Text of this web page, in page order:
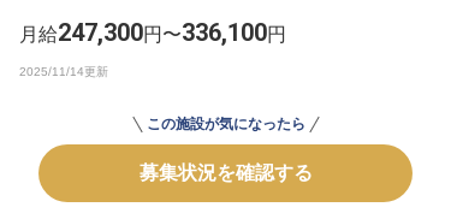
月給247,300円〜336,100円
この施設が気になったら
募集状況を確認する